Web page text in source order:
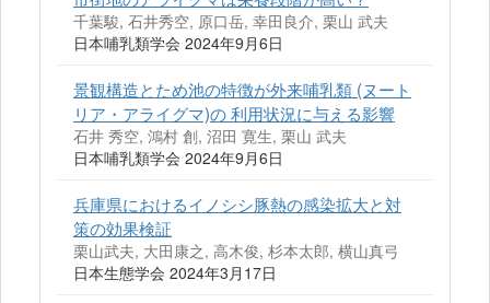
千葉駿, 石井秀空, 原口岳, 幸田良介, 栗山 武夫
日本哺乳類学会 2024年9月6日
景観構造とため池の特徴が外来哺乳類 (ヌート
リア・アライグマ)の 利用状況に与える影響
石井 秀空, 鴻村 創, 沼田 寛生, 栗山 武夫
日本哺乳類学会 2024年9月6日
兵庫県におけるイノシシ豚熱の感染拡大と対
策の効果検証
栗山武夫, 大田康之, 高木俊, 杉本太郎, 横山真弓
日本生態学会 2024年3月17日